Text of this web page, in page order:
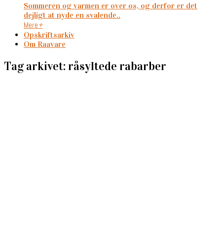
Sommeren og varmen er over os, og derfor er det
dejligt at nyde en svalende..
Mere+
Opskriftsarkiv
Om Raavare
Tag arkivet: råsyltede rabarber